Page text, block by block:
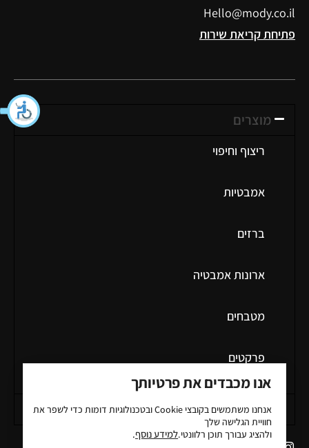
Hello@mody.co.il
פתיחת קריאת שירות
מוצרים
ריצוף וחיפוי
אמבטיות
ברזים
ארונות אמבטיה
מטבחים
פרקטים
מידע כללי
אנו מכבדים את פרטיותך
אנחנו משתמשים בקובצי Cookieובטכנולוגיות דומות כדי לשפר את
חוויית הגלישה שלך
ולהציג עבורך תוכן רלוונטי.למידע נוסף.